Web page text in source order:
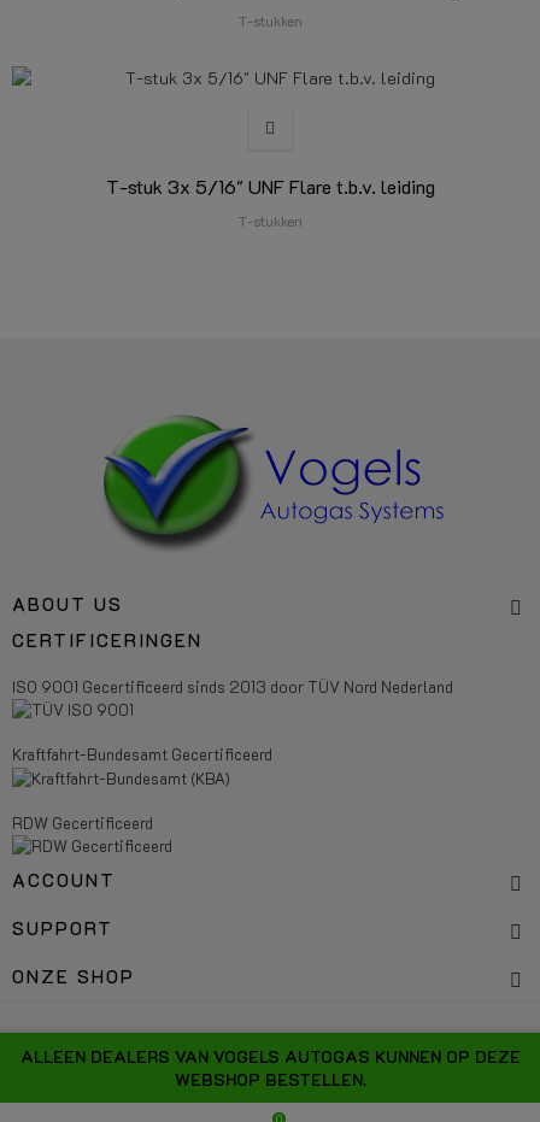
ALLEEN DEALERS VAN VOGELS AUTOGAS KUNNEN OP DEZE
WEBSHOP BESTELLEN.
0
T-stukken
T-stuk 3x 5/16" UNF Flare t.b.v. leiding
T-stukken
ABOUT US
CERTIFICERINGEN
ISO 9001 Gecertificeerd sinds 2013 door TÜV Nord Nederland
Kraftfahrt-Bundesamt Gecertificeerd
RDW Gecertificeerd
ACCOUNT
SUPPORT
ONZE SHOP